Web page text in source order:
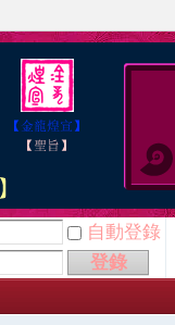
自動登錄
登錄